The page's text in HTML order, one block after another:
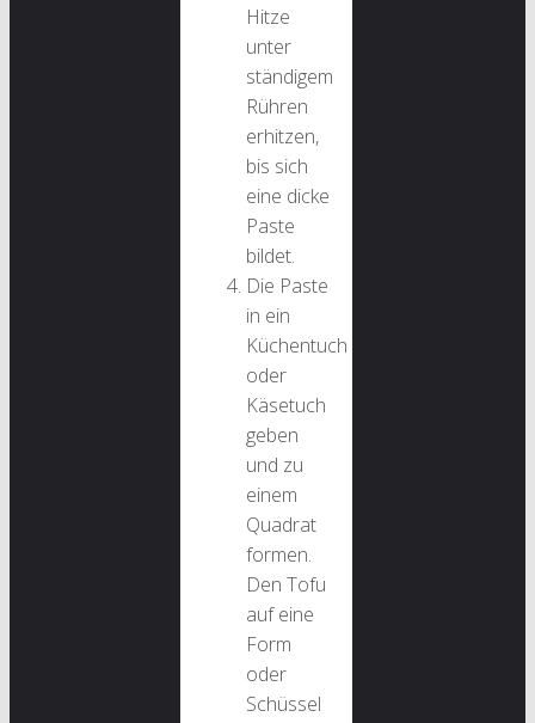
Hitze
unter
ständigem
Rühren
erhitzen,
bis sich
eine dicke
Paste
bildet.
Die Paste
in ein
Küchentuch
oder
Käsetuch
geben
und zu
einem
Quadrat
formen.
Den Tofu
auf eine
Form
oder
Schüssel